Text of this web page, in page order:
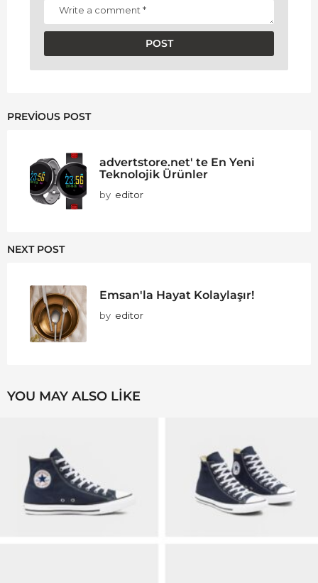
PREVIOUS POST
advertstore.net' te En Yeni
Teknolojik Ürünler
by editor
NEXT POST
Emsan'la Hayat Kolaylaşır!
by editor
YOU MAY ALSO LIKE